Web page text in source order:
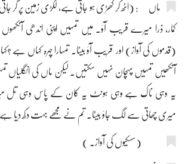
ماں : (اٹھ کر کھڑی ہو جاتی ہے، لکڑی زمین پر گر
کمار، ذرا میرے قریب آؤ۔ میں تمہیں اپنی اندھی
(قدموں کی آواز) اور قریب آؤ بیٹا۔ تمہارا چہرہ کہاں ہے
آنکھیں تمہیں پہچان نہیں سکتیں۔ لیکن ماں کی انگلیاں
یہ وہی ناک ہے وہی ہونٹ یہ کان کے پاس وہی تل
میری چھاتی سے لگ جاؤ بیٹا۔ تم نے مجھے بہت دکھ دیا
(سسکیوں کی آواز۔ )